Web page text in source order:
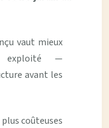
vaut mieux
exploité —
avant les
coûteuses